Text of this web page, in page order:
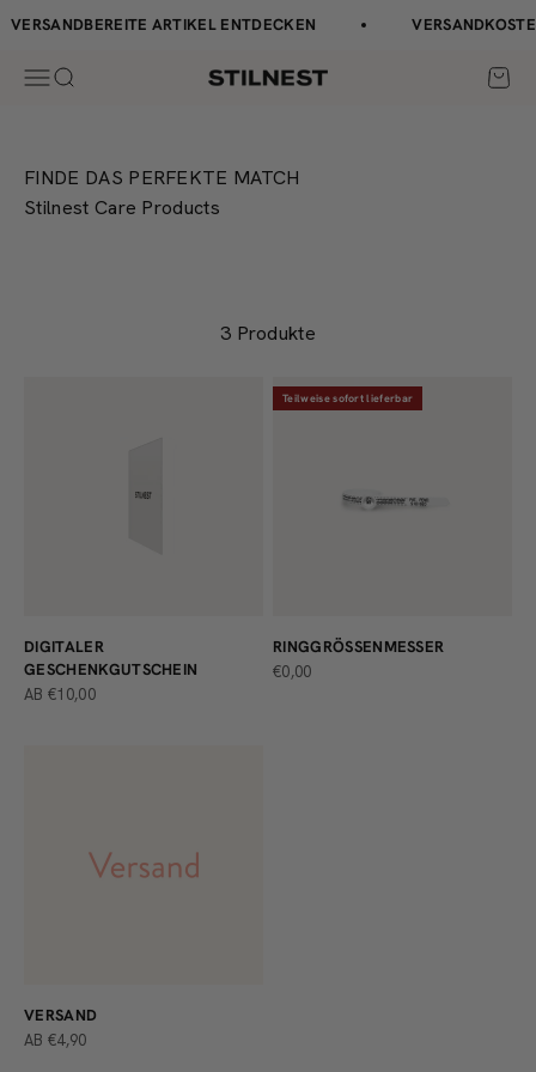
↵Zum Inhalt springen
↵Zum Menü springen
↵Fußzeile springen
↵Barrierefreiheits-Widget öffnen
Zum Inhalt springen
VERSANDBEREITE ARTIKEL ENTDECKEN
Navigationsmenü öffnen
Suche öffnen Stilnest
FINDE DAS PERFEKTE MATCH
Stilnest Care Products
3 Produkte
DIGITALER
GESCHENKGUTSCHEIN
ANGEBOT
AB €10,00
Teilweise sofort lieferbar
RINGGRÖSSENMESSER
ANGEBOT
€0,00
VERSAND
ANGEBOT
AB €4,90